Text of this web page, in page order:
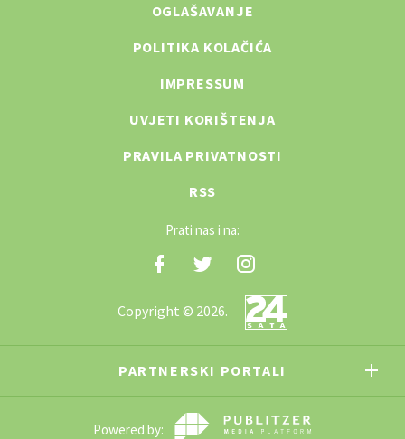
OGLAŠAVANJE
POLITIKA KOLAČIĆA
IMPRESSUM
UVJETI KORIŠTENJA
PRAVILA PRIVATNOSTI
RSS
Prati nas i na:
Copyright © 2026.
PARTNERSKI PORTALI
Powered by: